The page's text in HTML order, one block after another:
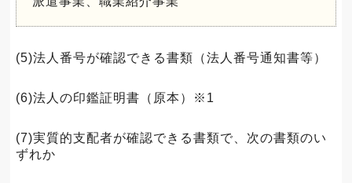
(5)法人番号が確認できる書類（法人番号通知書等）
(6)法人の印鑑証明書（原本）※1
(7)実質的支配者が確認できる書類で、次の書類のい
ずれか